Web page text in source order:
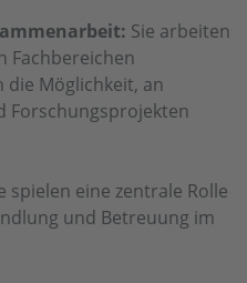
Sie arbeiten
Fachbereichen
die Möglichkeit, an
Forschungsprojekten
spielen eine zentrale Rolle
und Betreuung im